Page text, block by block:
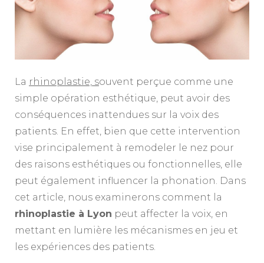
La rhinoplastie, souvent perçue comme une
simple opération esthétique, peut avoir des
conséquences inattendues sur la voix des
patients. En effet, bien que cette intervention
vise principalement à remodeler le nez pour
des raisons esthétiques ou fonctionnelles, elle
peut également influencer la phonation. Dans
cet article, nous examinerons comment la
rhinoplastie à Lyon peut affecter la voix, en
mettant en lumière les mécanismes en jeu et
les expériences des patients.